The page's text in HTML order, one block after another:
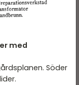
med
Söder